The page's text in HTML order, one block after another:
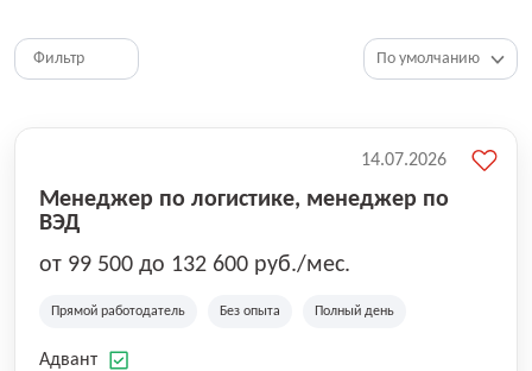
HR, управление персоналом
Топ менеджмент, руководители
Фильтр
Менеджер по логистике, менеджер по
ВЭД
от 99 500 до 132 600 руб./мес.
Прямой работодатель Без опыта Полный день
Адвант
14.07.2026